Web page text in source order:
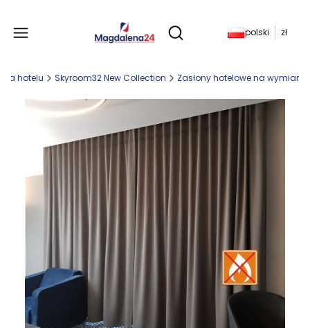
Otwórz wyszukiwarkę
Produkty w
polski zł
Dla hotelu Skyroom32 New Collection Zasłony hotelowe na wymiar